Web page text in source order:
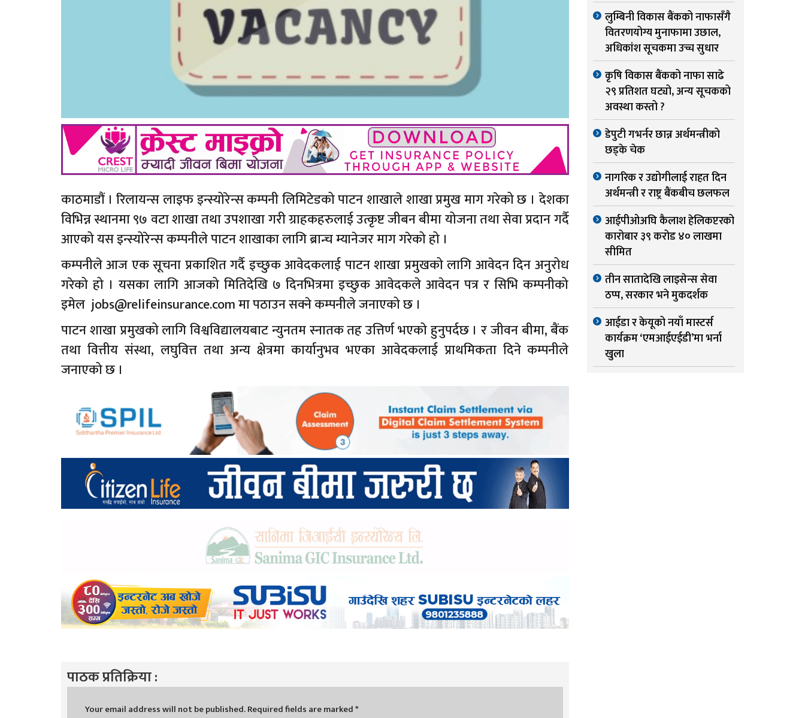
काठमाडौं । रिलायन्स लाइफ इन्स्योरेन्स कम्पनी लिमिटेडको पाटन शाखाले शाखा प्रमुख माग गरेको छ । देशका
विभिन्न स्थानमा ९७ वटा शाखा तथा उपशाखा गरी ग्राहकहरुलाई उत्कृष्ट जीबन बीमा योजना तथा सेवा प्रदान गर्दै
आएको यस इन्स्योरेन्स कम्पनीले पाटन शाखाका लागि ब्रान्च म्यानेजर माग गरेको हो ।
कम्पनीले आज एक सूचना प्रकाशित गर्दै इच्छुक आवेदकलाई पाटन शाखा प्रमुखको लागि आवेदन दिन अनुरोध
गरेको हो । यसका लागि आजको मितिदेखि ७ दिनभित्रमा इच्छुक आवेदकले आवेदन पत्र र सिभि कम्पनीको
इमेलjobs@relifeinsurance.comमा पठाउन सक्ने कम्पनीले जनाएको छ ।
पाटन शाखा प्रमुखको लागि विश्वविद्यालयबाट न्युनतम स्नातक तह उत्तिर्ण भएको हुनुपर्दछ । र जीवन बीमा, बैंक
तथा वित्तीय संस्था, लघुवित्त तथा अन्य क्षेत्रमा कार्यानुभव भएका आवेदकलाई प्राथमिकता दिने कम्पनीले
जनाएको छ ।
पाठक प्रतिक्रिया :
Your email address will not be published.Required fields are marked*
लुम्बिनी विकास बैंकको नाफासँगै
वितरणयोग्य मुनाफामा उछाल,
अधिकांश सूचकमा उच्च सुधार
कृषि विकास बैंकको नाफा साढे
२९ प्रतिशत घट्यो, अन्य सूचकको
अवस्था कस्तो ?
डेपुटी गभर्नर छान्न अर्थमन्त्रीको
छड्के चेक
नागरिक र उद्योगीलाई राहत दिन
अर्थमन्त्री र राष्ट्र बैंकबीच छलफल
आईपीओअघि कैलाश हेलिकप्टरको
कारोबार ३९ करोड ४० लाखमा
सीमित
तीन सातादेखि लाइसेन्स सेवा
ठप्प, सरकार भने मुकदर्शक
आईडा र केयूको नयाँ मास्टर्स
कार्यक्रम ‘एमआईएईडी’मा भर्ना
खुला